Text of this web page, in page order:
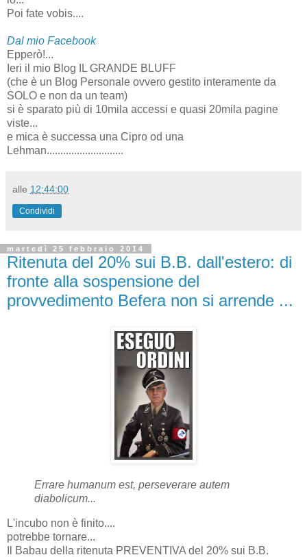
Poi fate vobis....
Dal mio Facebook
Epperò!...
Ieri il mio Blog IL GRANDE BLUFF
(che è un Blog Personale ovvero gestito interamente da
SOLO e non da un team)
si è sparato più di 10mila accessi e quasi 20mila pagine
viste...
e mica è successa una Cipro od una
Lehman............................
alle 12:44:00
Condividi
martedì 25 febbraio 2014
Ritenuta del 20% sui B.B. dall'estero: di
fronte alla sospensione del
provvedimento Befera non si arrende ...
Errare humanum est, perseverare autem
diabolicum...
L'incubo non è finito....
potrebbe tornare...
Il Babau della ritenuta PREVENTIVA del 20% sui B.B.